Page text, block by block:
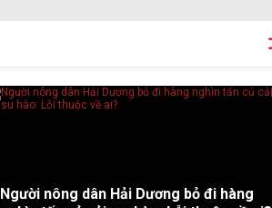
Người nông dân Hải Dương bỏ đi hàng